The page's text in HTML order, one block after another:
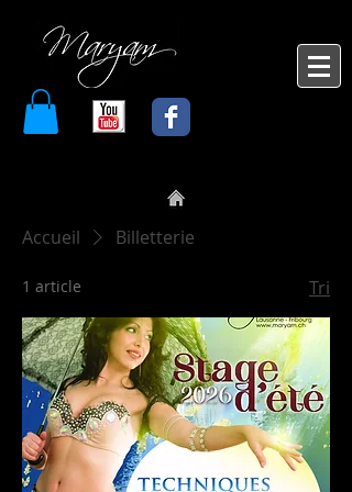
Accueil Billetterie
1 article Tri